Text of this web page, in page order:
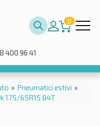
0
400 96 41
» Pneumatici estivi »
175/65R15 84T